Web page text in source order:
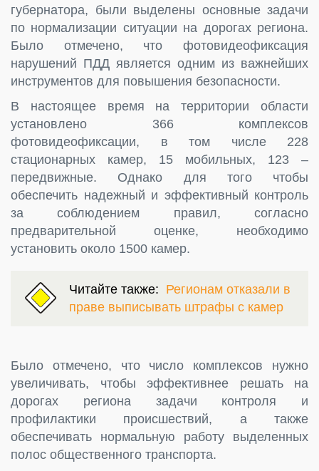
губернатора, были выделены основные задачи
по нормализации ситуации на дорогах региона.
Было отмечено, что фотовидеофиксация
нарушений ПДД является одним из важнейших
инструментов для повышения безопасности.
В настоящее время на территории области
установлено 366 комплексов
фотовидеофиксации, в том числе 228
стационарных камер, 15 мобильных, 123 –
передвижные. Однако для того чтобы
обеспечить надежный и эффективный контроль
за соблюдением правил, согласно
предварительной оценке, необходимо
установить около 1500 камер.
Читайте также: Регионам отказали в
праве выписывать штрафы с камер
Было отмечено, что число комплексов нужно
увеличивать, чтобы эффективнее решать на
дорогах региона задачи контроля и
профилактики происшествий, а также
обеспечивать нормальную работу выделенных
полос общественного транспорта.